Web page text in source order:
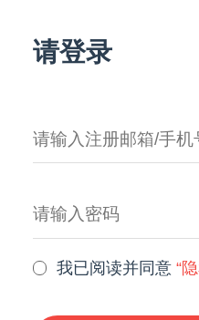
请登录
我已阅读并同意“